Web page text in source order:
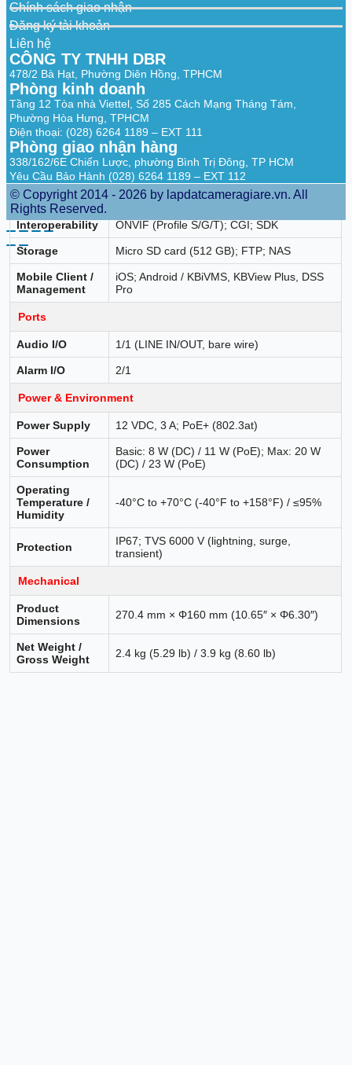
Compression
PCM; G.711A; G.711Mu; G.726; MPEG2-
Layer2; G.722.1; G.729; G.723
Built-in MIC /
Speaker
No (external line in/out) / No
Network
Network Port RJ-45 (10/100 Base-T)
Protocols
HTTP; HTTPS; TCP/IP; IPv4; RTSP; UDP;
SMTP; NTP; DHCP; DNS; DDNS; IPv6;
802.1x; SSL; QoS; FTP; UPnP; ICMP;
SNMP; IGMP; ARP; RTCP; RTP; PPPoE;
RTMP; Bonjour; SMB; NFS
Interoperability ONVIF (Profile S/G/T); CGI; SDK
Storage Micro SD card (512 GB); FTP; NAS
Mobile Client /
Management
iOS; Android / KBiVMS, KBView Plus, DSS
Pro
Ports
Audio I/O 1/1 (LINE IN/OUT, bare wire)
Alarm I/O 2/1
Power & Environment
Power Supply 12 VDC, 3 A; PoE+ (802.3at)
Power
Consumption
Basic: 8 W (DC) / 11 W (PoE); Max: 20 W
(DC) / 23 W (PoE)
Operating
Temperature /
Humidity
-40°C to +70°C (-40°F to +158°F) / ≤95%
Protection
IP67; TVS 6000 V (lightning, surge,
transient)
Mechanical
Product
Dimensions
270.4 mm × Φ160 mm (10.65″ × Φ6.30″)
Net Weight /
Gross Weight
2.4 kg (5.29 lb) / 3.9 kg (8.60 lb)
Chính sách giao nhận
Đăng ký tài khoản
Liên hệ
CÔNG TY TNHH DBR
478/2 Bà Hạt, Phường Diên Hồng, TPHCM
Phòng kinh doanh
Tầng 12 Tòa nhà Viettel, Số 285 Cách Mạng Tháng Tám,
Phường Hòa Hưng, TPHCM
Điện thoại: (028) 6264 1189 – EXT 111
Phòng giao nhận hàng
338/162/6E Chiến Lược, phường Bình Trị Đông, TP HCM
Yêu Cầu Bảo Hành (028) 6264 1189 – EXT 112
© Copyright 2014 - 2026 by lapdatcameragiare.vn. All
Rights Reserved.